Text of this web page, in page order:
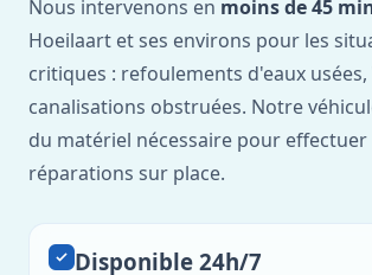
Nous intervenons en moins de 45
Hoeilaart et ses environs pour les
critiques : refoulements d'eaux usées,
canalisations obstruées. Notre
du matériel nécessaire pour
réparations sur place.
Disponible 24h/7